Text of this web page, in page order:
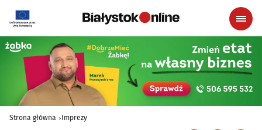
Strona główna Imprezy